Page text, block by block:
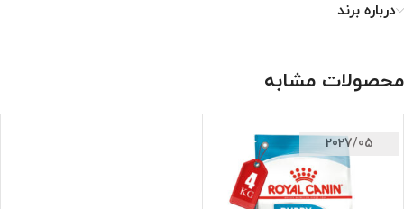
درباره برند
محصولات مشابه
2027/05